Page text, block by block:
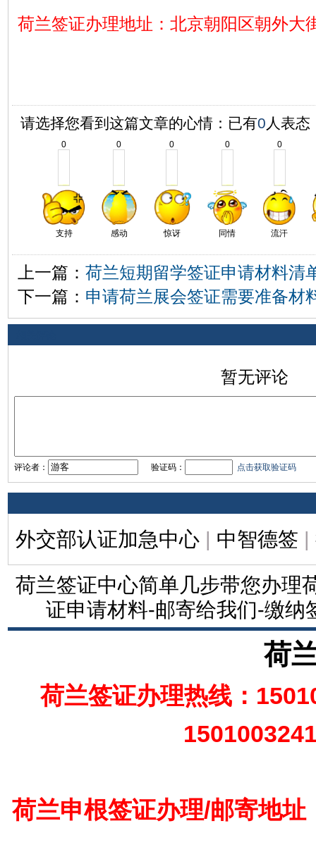
荷兰签证办理地址：北京朝阳区朝外大
请选择您看到这篇文章的心情：已有0 人表态
0
支持
0
感动
0
惊讶
0
同情
0
流汗
上一篇： 荷兰短期留学签证申请材料清
下一篇： 申请荷兰展会签证需要准备材
暂无评论
评论者： 验证码： 点击获取验证码
外交部认证加急中心 | 中智德签 |
荷兰签证中心简单几步带您办理
证申请材料-邮寄给我们-缴纳
荷
荷兰签证办理热线：
荷兰申根签证办理/邮寄地址